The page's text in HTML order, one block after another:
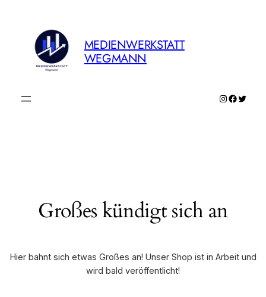
MEDIENWERKSTATT
WEGMANN
Instagram
Großes kündigt sich an
Hier bahnt sich etwas Großes an! Unser Shop ist in Arbeit und
wird bald veröffentlicht!